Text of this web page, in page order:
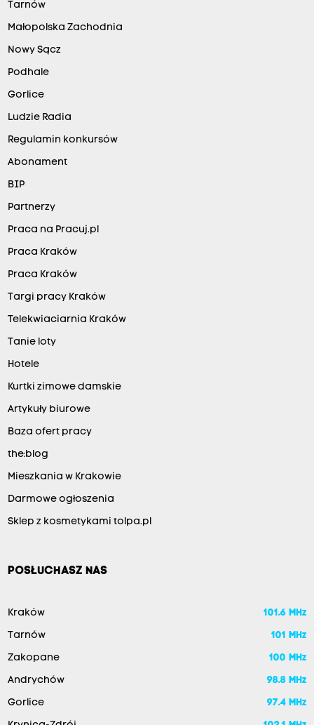
Tarnów
Małopolska Zachodnia
Nowy Sącz
Podhale
Gorlice
Ludzie Radia
Regulamin konkursów
Abonament
BIP
Partnerzy
Praca na Pracuj.pl
Praca Kraków
Praca Kraków
Targi pracy Kraków
Telekwiaciarnia Kraków
Tanie loty
Hotele
Kurtki zimowe damskie
Artykuły biurowe
Baza ofert pracy
the:blog
Mieszkania w Krakowie
Darmowe ogłoszenia
Sklep z kosmetykami tolpa.pl
POSŁUCHASZ NAS
Kraków 101.6 MHz
Tarnów 101 MHz
Zakopane 100 MHz
Andrychów 98.8 MHz
Gorlice 97.4 MHz